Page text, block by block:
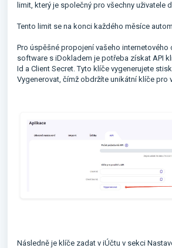
limit, který je společný pro všechny uživatele
Tento limit se na konci každého měsíce
Pro úspěšné propojení vašeho internetového
software s iDokladem je potřeba získat API
Id a Client Secret. Tyto klíče vygenerujete
Vygenerovat, čímž obdržíte unikátní klíče pro
Následně je klíče zadat v iÚčtu v sekci